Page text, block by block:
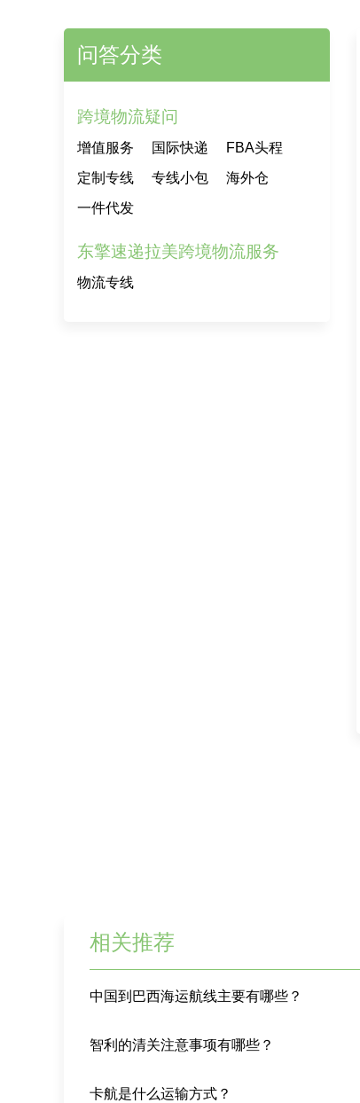
问答分类
跨境物流疑问
增值服务 国际快递
FBA头程
定制专线
专线小包
海外仓
一件代发
东擎速递拉美跨境物流服务
物流专线
相关推荐
中国到巴西海运航线主要有哪些？
智利的清关注意事项有哪些？
卡航是什么运输方式？